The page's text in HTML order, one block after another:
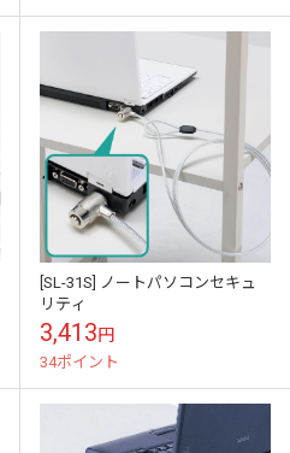
[SL-31S] ノートパソコンセキュ
リティ
3,413円
34ポイント